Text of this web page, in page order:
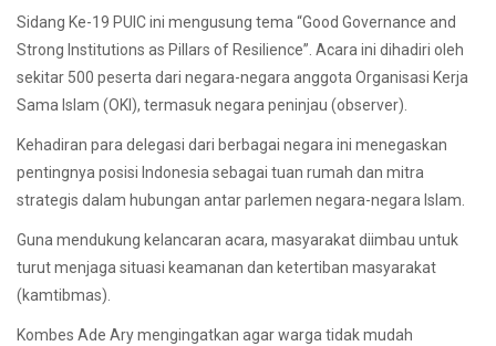
Sidang Ke-19 PUIC ini mengusung tema “Good Governance and
Strong Institutions as Pillars of Resilience”. Acara ini dihadiri oleh
sekitar 500 peserta dari negara-negara anggota Organisasi Kerja
Sama Islam (OKI), termasuk negara peninjau (observer).
Kehadiran para delegasi dari berbagai negara ini menegaskan
pentingnya posisi Indonesia sebagai tuan rumah dan mitra
strategis dalam hubungan antar parlemen negara-negara Islam.
Guna mendukung kelancaran acara, masyarakat diimbau untuk
turut menjaga situasi keamanan dan ketertiban masyarakat
(kamtibmas).
Kombes Ade Ary mengingatkan agar warga tidak mudah